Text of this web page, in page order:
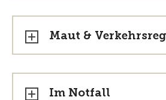
Maut &
Im Notfall